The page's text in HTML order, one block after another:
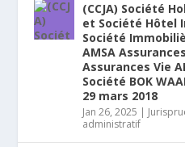
(CCJA) Société
et Société Hôtel
Société
AMSA
Assurances Vie
Société BOK
29 mars 2018
Jan 26, 2025 |
administratif